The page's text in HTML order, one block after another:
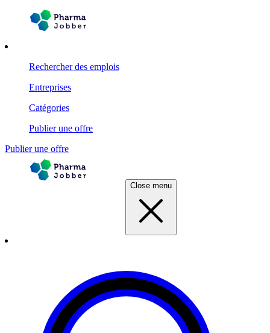
Rechercher des emplois
Entreprises
Catégories
Publier une offre
Publier une offre
Close menu